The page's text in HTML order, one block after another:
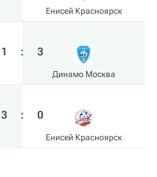
Енисей Красноярск
1 : 3
Динамо Москва
3 : 0
Енисей Красноярск